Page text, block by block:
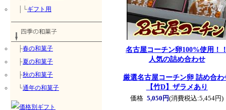
│└ギフト用
├春の和菓子
├夏の和菓子
├秋の和菓子
└通年の和菓子
名古屋コーチン卵100%使用！
人気の詰め合わせ
厳選名古屋コーチン卵 詰め合わ
【竹D】ザラメあり
価格 5,050円(消費税込:5,454円)